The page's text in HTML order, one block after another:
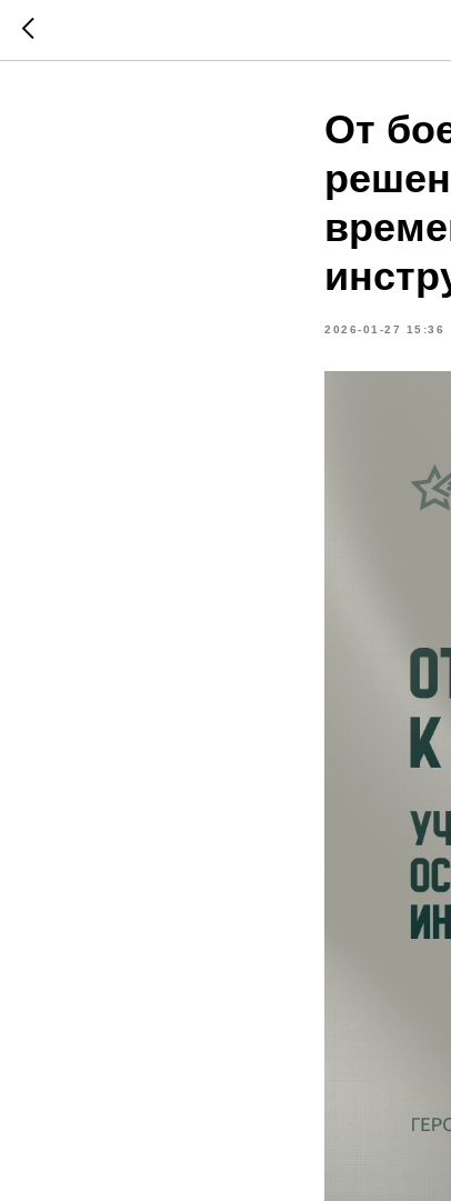
От
2026-01-27 15:36